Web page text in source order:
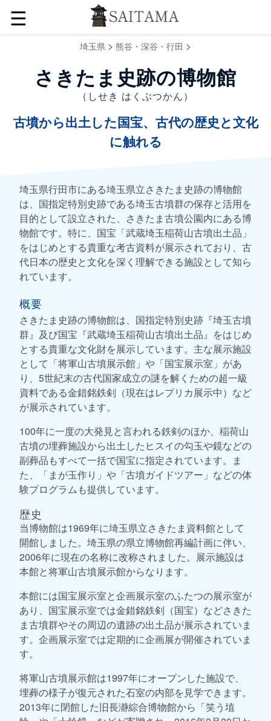
☰
埼玉県 > 熊谷・深谷・行田 >
さきたま史跡の博物館
（しせき はくぶつかん）
古墳から出土した国宝、古代の歴史と文化
に触れる
埼玉県行田市にある埼玉県立さきたま史跡の博物館
は、国指定特別史跡である埼玉古墳群の保存と活用を
目的として設立された、さきたま古墳公園内にある博
物館です。特に、国宝「武蔵埼玉稲荷山古墳出土品」
をはじめとする貴重な考古資料が展示されており、古
代日本の歴史と文化を深く理解できる施設として知ら
れています。
概要
さきたま史跡の博物館は、国指定特別史跡『埼玉古墳
群』及び国宝『武蔵埼玉稲荷山古墳出土品』をはじめ
とする貴重な文化財を展示しています。主な展示施設
として「将軍山古墳展示館」や「国宝展示室」があ
り、5世紀末の古代国家成立の謎を解くための超一級
資料である金錯銘鉄剣（現在はレプリカ展示中）など
が展示されています。
100年に一度の大発見と言われる鉄剣のほか、稲荷山
古墳の埋葬施設から出土したヒスイの勾玉や鏡などの
副葬品もすべて一括で国宝に指定されています。ま
た、「まが玉作り」や「古墳ガイドツアー」などの体
験プログラムも提供しています。
歴史
当博物館は1969年に埼玉県立さきたま資料館として
開館しました。埼玉県の県立博物館再編計画に伴い、
2006年に現在の名称に改称されました。展示施設は
本館と将軍山古墳展示館からなります。
本館には国宝展示室と企画展示室のふたつの展示室が
あり、国宝展示室では金錯銘鉄剣（国宝）などさきた
ま古墳群やその周辺の遺跡の出土品が展示されていま
す。企画展示室では定期的に企画展が開催されていま
す。
将軍山古墳展示館は1997年にオープンした施設で、
埋葬の様子が復元された石室の内部を見学できます。
2013年に閉館した旧長瀞綜合博物館から「笑う埴